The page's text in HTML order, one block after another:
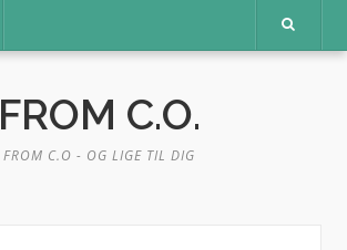
FROM C.O.
FROM C.O - OG LIGE TIL DIG